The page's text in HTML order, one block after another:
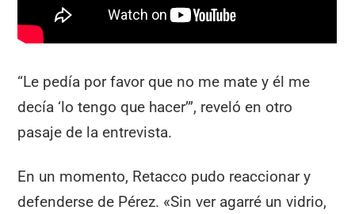
“Le pedía por favor que no me mate y él me
decía ‘lo tengo que hacer’”, reveló en otro
pasaje de la entrevista.
En un momento, Retacco pudo reaccionar y
defenderse de Pérez. «Sin ver agarré un vidrio,